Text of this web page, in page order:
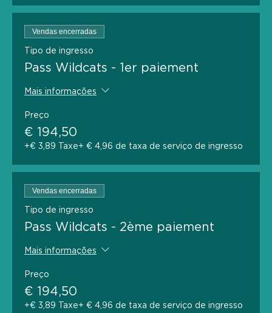
Vendas encerradas
Tipo de ingresso
Pass Wildcats - 1er paiement
Mais informações
Preço
€ 194,50
+€ 3,89 Taxe+ € 4,96 de taxa de serviço de ingresso
Vendas encerradas
Tipo de ingresso
Pass Wildcats - 2ème paiement
Mais informações
Preço
€ 194,50
+€ 3,89 Taxe+ € 4,96 de taxa de serviço de ingresso